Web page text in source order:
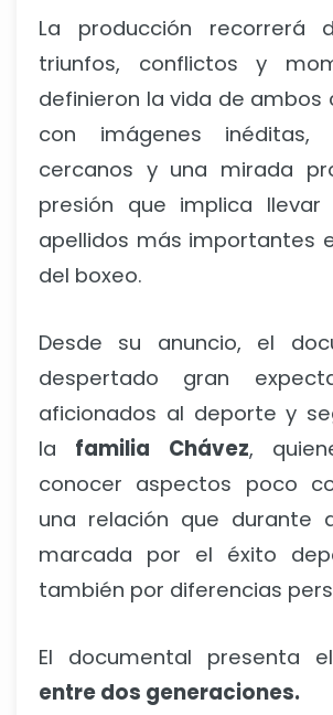
La producción recorrerá
triunfos, conflictos y
definieron la vida de ambos
con imágenes inéditas,
cercanos y una mirada
presión que implica
apellidos más importantes
del boxeo.
Desde su anuncio, el
despertado gran
aficionados al deporte y
la familia Chávez,
conocer aspectos poco
una relación que durante
marcada por el éxito
también por diferencias
El documental presenta
entre dos generaciones.